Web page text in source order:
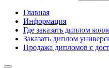
Главная
Информация
Где заказать диплом
Заказать диплом
Продажа дипломов с